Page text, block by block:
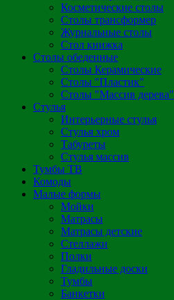
Косметические столы
Столы трансформер
Журнальные столы
Стол книжка
Столы обеденные
Столы Керамические
Столы "Пластик"
Столы "Массив дерева"
Стулья
Интерьерные стулья
Стулья хром
Табуреты
Стулья массив
Тумбы ТВ
Комоды
Малые формы
Мойки
Матрасы
Матрасы детские
Стеллажи
Полки
Гладильные доски
Тумбы
Банкетки